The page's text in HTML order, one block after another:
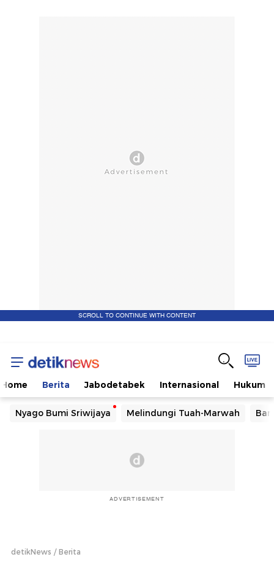
SCROLL TO CONTINUE WITH CONTENT
Home Berita Jabodetabek Internasional Hukum
Nyago Bumi Sriwijaya Melindungi Tuah-Marwah
ADVERTISEMENT
detikNews Berita